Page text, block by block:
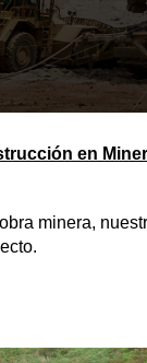
en
minera,